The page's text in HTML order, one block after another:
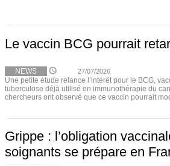
Le vaccin BCG pourrait
NEWS 27/07/2026
Une petite étude relance l’intérêt pour le BCG,
tuberculose déjà utilisé en immunothérapie du
chercheurs ont observé que ce vaccin pourrait
Grippe : l’obligation
soignants se prépare en